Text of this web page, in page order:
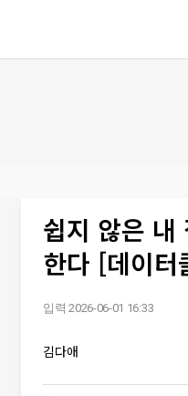
쉽지 않은
한다 [데이터
입력 2026-06-01 16:33
김다애